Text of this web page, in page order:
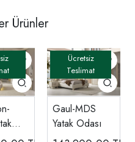
Ürünler
Gaul-MDS
Yatak Odası